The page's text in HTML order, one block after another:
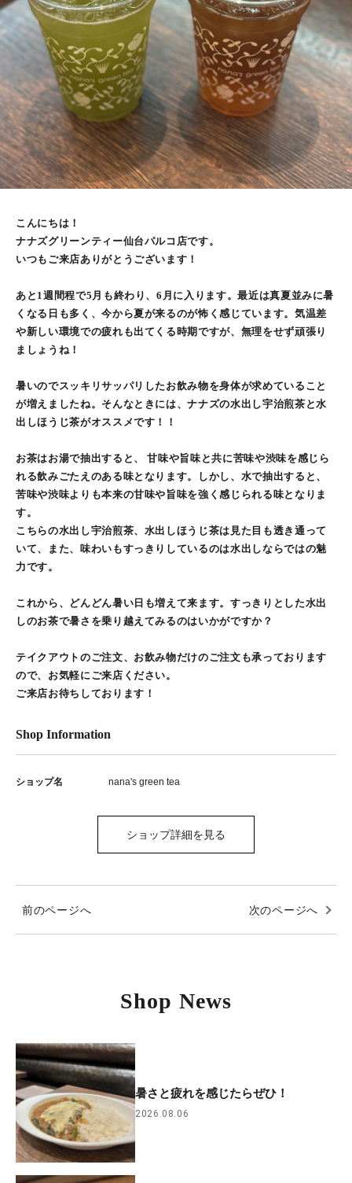
こんにちは！
ナナズグリーンティー仙台パルコ店です。
いつもご来店ありがとうございます！
あと1週間程で5月も終わり、6月に入ります。最近は真夏並みに暑
くなる日も多く、今から夏が来るのが怖く感じています。気温差
や新しい環境での疲れも出てくる時期ですが、無理をせず頑張り
ましょうね！
暑いのでスッキリサッパリしたお飲み物を身体が求めていること
が増えましたね。そんなときには、ナナズの水出し宇治煎茶と水
出しほうじ茶がオススメです！！
お茶はお湯で抽出すると、 甘味や旨味と共に苦味や渋味を感じら
れる飲みごたえのある味となります。しかし、水で抽出すると、
苦味や渋味よりも本来の甘味や旨味を強く感じられる味となりま
す。
こちらの水出し宇治煎茶、水出しほうじ茶は見た目も透き通って
いて、また、味わいもすっきりしているのは水出しならではの魅
力です。
これから、どんどん暑い日も増えて来ます。すっきりとした水出
しのお茶で暑さを乗り越えてみるのはいかがですか？
テイクアウトのご注文、お飲み物だけのご注文も承っております
ので、お気軽にご来店ください。
ご来店お待ちしております！
Shop Information
ショップ名 nana's green tea
ショップ詳細を見る
前のページへ 次のページへ
Shop News
暑さと疲れを感じたらぜひ！
2026.08.06